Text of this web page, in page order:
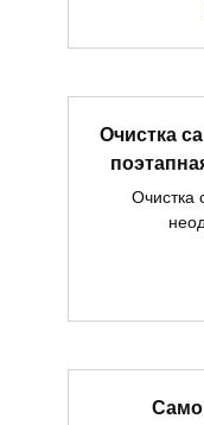
Очистка
Очистка